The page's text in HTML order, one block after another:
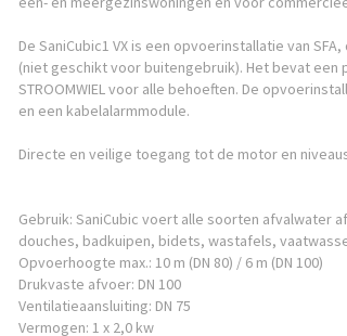
De SaniCubic1 VX is een opvoerinstallatie van
(niet geschikt voor buitengebruik). Het bevat een
STROOMWIEL voor alle behoeften. De
en een kabelalarmmodule.
Directe en veilige toegang tot de motor en
Gebruik: SaniCubic voert alle soorten afvalwater
douches, badkuipen, bidets, wastafels,
Opvoerhoogte max.: 10 m (DN 80) / 6 m (DN 100)
Drukvaste afvoer: DN 100
Ventilatieaansluiting: DN 75
Vermogen: 1 x 2,0 kw